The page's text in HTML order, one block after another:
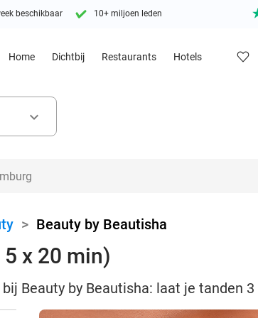
beschikbaar 10+ miljoen leden
Home Dichtbij Restaurants Hotels
keyboard_arrow_down
> Beauty by Beautisha
x 20 min)
Beauty by Beautisha: laat je tanden